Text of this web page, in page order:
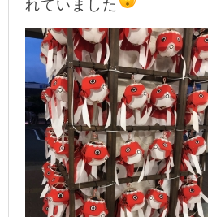
れていました